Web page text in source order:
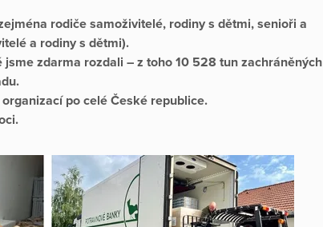
rodiče samoživitelé, rodiny s dětmi, senioři a
a rodiny s dětmi).
zdarma rozdali – z toho 10 528 tun zachráněných
po celé České republice.